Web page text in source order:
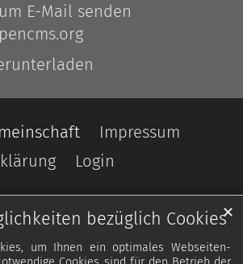
bezüglich Cookies
um Ihnen ein optimales Webseiten-
✕
E-Mail senden
Impressum
Login